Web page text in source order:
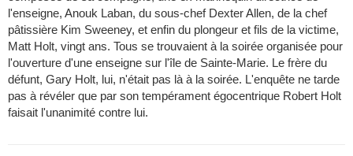
l'enseigne, Anouk Laban, du sous-chef Dexter Allen, de la chef
pâtissière Kim Sweeney, et enfin du plongeur et fils de la victime,
Matt Holt, vingt ans. Tous se trouvaient à la soirée organisée pour
l'ouverture d'une enseigne sur l'île de Sainte-Marie. Le frère du
défunt, Gary Holt, lui, n'était pas là à la soirée. L'enquête ne tarde
pas à révéler que par son tempérament égocentrique Robert Holt
faisait l'unanimité contre lui.